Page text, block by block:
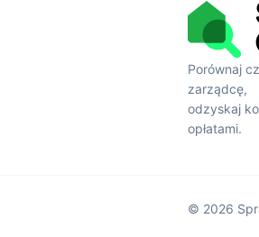
Porównaj
zarządcę,
odzyskaj
opłatami.
© 2026